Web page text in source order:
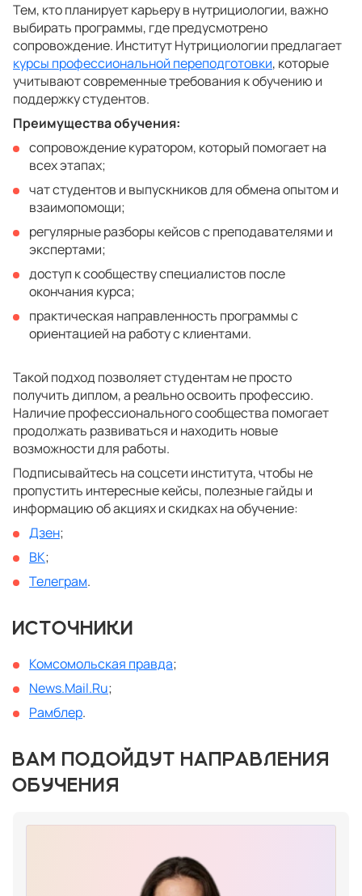
Тем, кто планирует карьеру в нутрициологии, важно
выбирать программы, где предусмотрено
сопровождение. Институт Нутрициологии предлагает
курсы профессиональной переподготовки, которые
учитывают современные требования к обучению и
поддержку студентов.
Преимущества обучения:
сопровождение куратором, который помогает на
всех этапах;
чат студентов и выпускников для обмена опытом и
взаимопомощи;
регулярные разборы кейсов с преподавателями и
экспертами;
доступ к сообществу специалистов после
окончания курса;
практическая направленность программы с
ориентацией на работу с клиентами.
Такой подход позволяет студентам не просто
получить диплом, а реально освоить профессию.
Наличие профессионального сообщества помогает
продолжать развиваться и находить новые
возможности для работы.
Подписывайтесь на соцсети института, чтобы не
пропустить интересные кейсы, полезные гайды и
информацию об акциях и скидках на обучение:
Дзен;
ВК;
Телеграм.
ИСТОЧНИКИ
Комсомольская правда;
News.Mail.Ru;
Рамблер.
ВАМ ПОДОЙДУТ НАПРАВЛЕНИЯ
ОБУЧЕНИЯ